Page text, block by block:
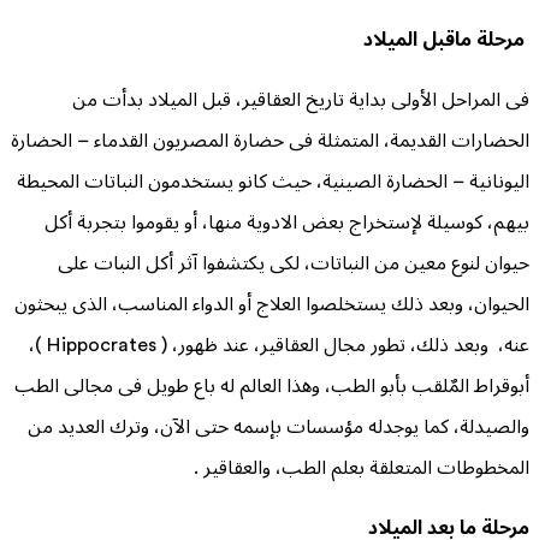
مرحلة ماقبل الميلاد
فى المراحل الأولى بداية تاريخ العقاقير، قبل الميلاد بدأت من
الحضارات القديمة، المتمثلة فى حضارة المصريون القدماء – الحضارة
اليونانية – الحضارة الصينية، حيث كانو يستخدمون النباتات المحيطة
بيهم، كوسيلة لإستخراج بعض الادوية منها، أو يقوموا بتجربة أكل
حيوان لنوع معين من النباتات، لكى يكتشفوا آثر أكل النبات على
الحيوان، وبعد ذلك يستخلصوا العلاج أو الدواء المناسب، الذى يبحثون
عنه، وبعد ذلك، تطور مجال العقاقير، عند ظهور، ( Hippocrates )،
أبوقراط المٌلقب بأبو الطب، وهذا العالم له باع طويل فى مجالى الطب
والصيدلة، كما يوجدله مؤسسات بإسمه حتى الآن، وترك العديد من
المخطوطات المتعلقة بعلم الطب، والعقاقير .
مرحلة ما بعد الميلاد